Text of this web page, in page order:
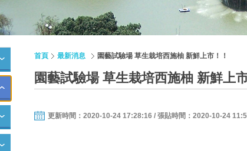
首頁 最新消息 園藝試驗場 草生栽培西施柚 新鮮上市！！
園藝試驗場 草生栽培西施柚 新鮮上
更新時間：2020-10-24 17:28:16 / 張貼時間：2020-10-24